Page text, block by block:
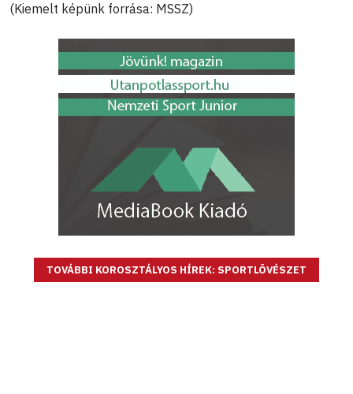
(Kiemelt képünk forrása: MSSZ)
TOVÁBBI KOROSZTÁLYOS HÍREK: SPORTLÖVÉSZET